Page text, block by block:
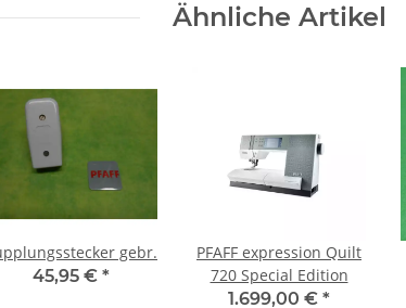
Ähnliche Artikel
gebr.
45,95 € *
PFAFF expression Quilt
720 Special Edition
1.699,00 € *